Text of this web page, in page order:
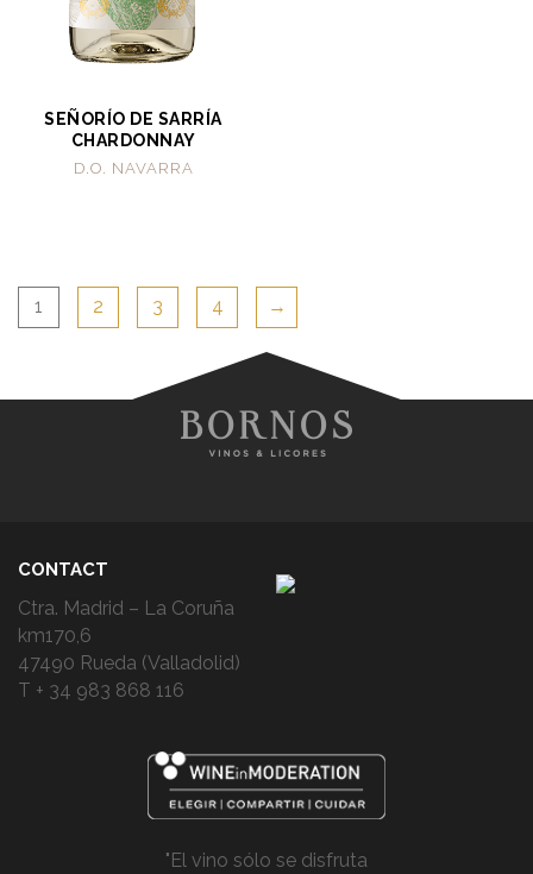
SEÑORÍO DE SARRÍA
CHARDONNAY
D.O. NAVARRA
1 2 3 4 →
CONTACT
Ctra. Madrid – La Coruña
km170,6
47490 Rueda (Valladolid)
T + 34 983 868 116
"El vino sólo se disfruta